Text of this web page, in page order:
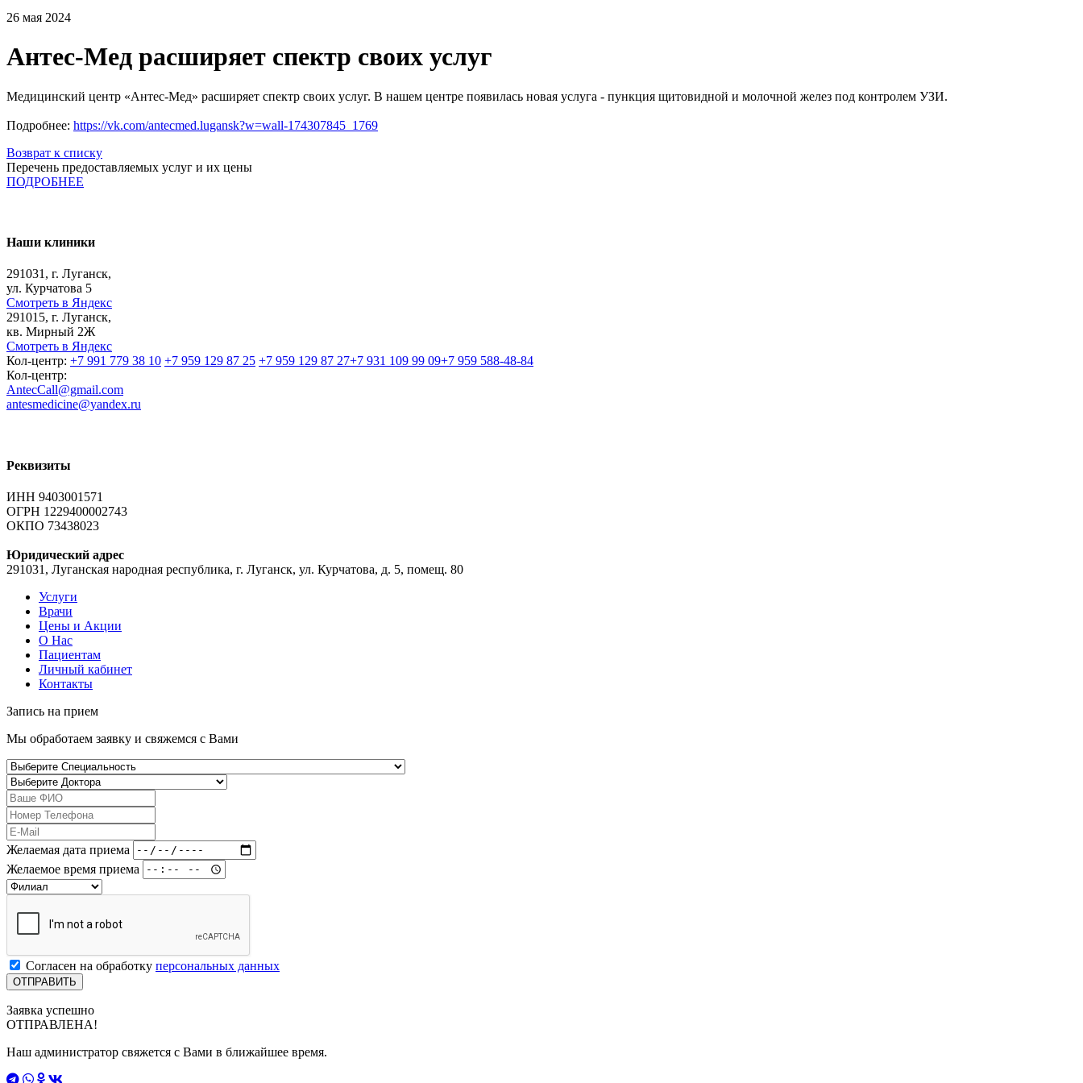
26 мая 2024
Антес-Мед расширяет спектр своих услуг
Медицинский центр «Антес-Мед» расширяет спектр своих услуг. В нашем центре появилась новая услуга - пункция щитовидной и молочной желез под контролем УЗИ.
Подробнее: https://vk.com/antecmed.lugansk?w=wall-174307845_1769
Возврат к списку
Перечень предоставляемых услуг и их цены
ПОДРОБНЕЕ
Наши клиники
291031, г. Луганск,
ул. Курчатова 5
Смотреть в Яндекс
291015, г. Луганск,
кв. Мирный 2Ж
Смотреть в Яндекс
Кол-центр: +7 991 779 38 10 +7 959 129 87 25 +7 959 129 87 27+7 931 109 99 09+7 959 588-48-84
Кол-центр:
AntecCall@gmail.com
antesmedicine@yandex.ru
Реквизиты
ИНН 9403001571
ОГРН 1229400002743
ОКПО 73438023
Юридический адрес
291031, Луганская народная республика, г. Луганск, ул. Курчатова, д. 5, помещ. 80
Услуги
Врачи
Цены и Акции
О Нас
Пациентам
Личный кабинет
Контакты
Запись на прием
Мы обработаем заявку и свяжемся с Вами
Желаемая дата приема
Желаемое время приема
Согласен на обработку персональных данных
Заявка успешно
ОТПРАВЛЕНА!
Наш администратор свяжется с Вами в ближайшее время.